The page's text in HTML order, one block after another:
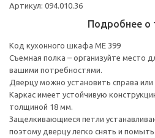
Артикул: 094.010.36
Подробнее о
Код кухонного шкафа ME 399
Съемная полка – организуйте место
вашими потребностями.
Дверцу можно установить справа или
Каркас имеет устойчивую
толщиной 18 мм.
Защелкивающиеся петли
поэтому дверцу легко снять и помыть.